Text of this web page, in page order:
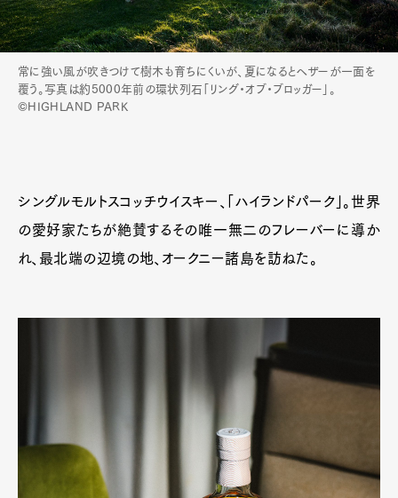
常に強い風が吹きつけて樹木も育ちにくいが、夏になるとヘザーが一面を
覆う。写真は約5000年前の環状列石「リング・オブ・ブロッガー」。
©HIGHLAND PARK
シングルモルトスコッチウイスキー、「ハイランドパーク」。世界
の愛好家たちが絶賛するその唯一無二のフレーバーに導か
れ、最北端の辺境の地、オークニー諸島を訪ねた。